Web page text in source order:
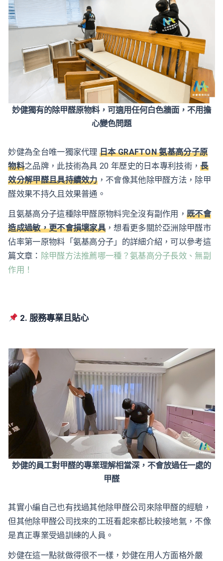
妙健獨有的除甲醛原物料，可適用任何白色牆面，不用擔
心變色問題
妙健為全台唯一獨家代理 日本 GRAFTON 氨基高分子原
物料之品牌，此技術為具 20 年歷史的日本專利技術，長
效分解甲醛且具持續效力，不會像其他除甲醛方法，除甲
醛效果不持久且效果普通。
且氨基高分子這種除甲醛原物料完全沒有副作用，既不會
造成過敏，更不會損壞家具，想看更多關於亞洲除甲醛市
佔率第一原物料「氨基高分子」的詳細介紹，可以參考這
篇文章： 除甲醛方法推薦哪一種？氨基高分子長效、無副
作用！
2. 服務專業且貼心
妙健的員工對甲醛的專業理解相當深，不會放過任一處的
甲醛
其實小編自己也有找過其他除甲醛公司來除甲醛的經驗，
但其他除甲醛公司找來的工班看起來都比較接地氣，不像
是真正專業受過訓練的人員。
妙健在這一點就做得很不一樣，妙健在用人方面格外嚴